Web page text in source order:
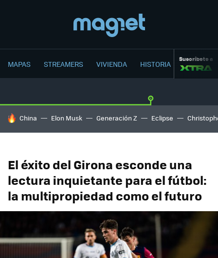
MAPAS STREAMERS VIVIENDA HISTORIA Suscríbete a
HOY SE HABLA DE
China Elon Musk Generación Z Eclipse
El éxito del Girona esconde una
lectura inquietante para el fútbol:
la multipropiedad como el futuro